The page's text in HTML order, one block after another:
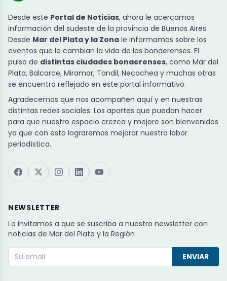
Desde este Portal de Noticias, ahora le acercamos
información del sudeste de la provincia de Buenos Aires.
Desde Mar del Plata y la Zona le informamos sobre los
eventos que le cambian la vida de los bonaerenses. El
pulso de distintas ciudades bonaerenses, como Mar del
Plata, Balcarce, Miramar, Tandil, Necochea y muchas otras
se encuentra reflejado en este portal informativo.
Agradecemos que nos acompañen aquí y en nuestras
distintas redes sociales. Los aportes que puedan hacer
para que nuestro espacio crezca y mejore son bienvenidos
ya que con esto lograremos mejorar nuestra labor
periodística.
NEWSLETTER
Lo invitamos a que se suscriba a nuestro newsletter con
noticias de Mar del Plata y la Región
ENVIAR